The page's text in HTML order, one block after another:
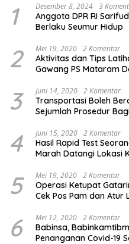
1 Desember 8, 2024 3
Anggota DPR RI
Berlaku Seumur Hidup
2 Mei 19, 2020 2 Komentar
Aktivitas dan Tips
Gawang PS Mataram
3 Juni 14, 2020 2 Komentar
Transportasi Boleh
Sejumlah Prosedur
4 Juni 15, 2020 2 Komentar
Hasil Rapid Test
Marah Datangi Lokasi
5 Mei 19, 2020 2 Komentar
Operasi Ketupat
Cek Pos Pam dan Atur
6 Mei 12, 2020 2 Komentar
Babinsa,
Penanganan Covid-19